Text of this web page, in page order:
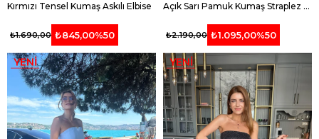
Kırmızı Tensel Kumaş Askılı Elbise
₺845,00%50
₺1.690,00
Açık Sarı Pamuk Kumaş Straplez Elbise
₺1.095,00%50
₺2.190,00
YENI
ÜRÜN
YENI
ÜRÜN